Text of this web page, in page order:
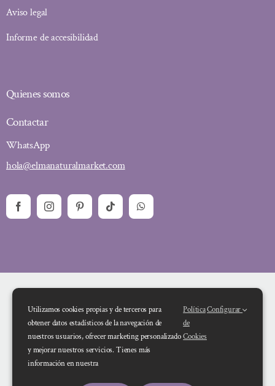
Aviso legal
Informe de accesibilidad
Quienes somos
Contactar
WhatsApp
hola@elmanaturalmarket.com
Financiado por la Unión Europea – NextGenerationEU. Sin embargo, los
Utilizamos cookies propias y de terceros para
obtener datos estadísticos de la navegación de
nuestros usuarios, ofrecer marketing personalizado
y mejorar nuestros servicios. Tienes más
información en nuestra
Política
de
Cookies
Configurar